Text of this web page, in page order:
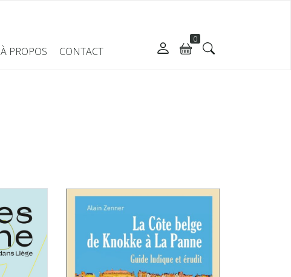
À PROPOS CONTACT
0